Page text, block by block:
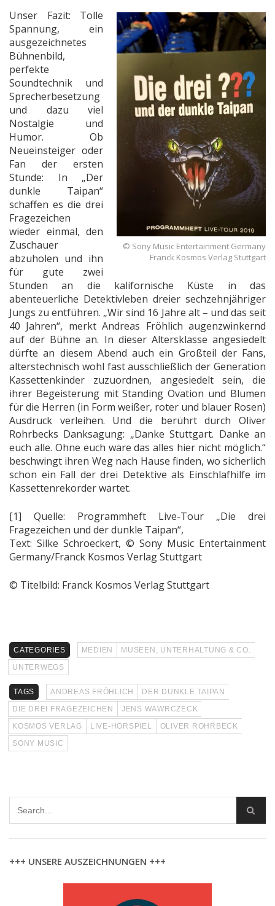
© Sony Music Entertainment Germany
Franck Kosmos Verlag Stuttgart
Unser Fazit: Tolle
Spannung, ein
ausgezeichnetes
Bühnenbild,
perfekte
Soundtechnik und
Sprecherbesetzung
und dazu viel
Nostalgie und
Humor. Ob
Neueinsteiger oder
Fan der ersten
Stunde: In „Der
dunkle Taipan“
schaffen es die drei
Fragezeichen
wieder einmal, den
Zuschauer
abzuholen und ihn
für gute zwei
Stunden an die kalifornische Küste in das
abenteuerliche Detektivleben dreier sechzehnjähriger
Jungs zu entführen. „Wir sind 16 Jahre alt – und das seit
40 Jahren“, merkt Andreas Fröhlich augenzwinkernd
auf der Bühne an. In dieser Altersklasse angesiedelt
dürfte an diesem Abend auch ein Großteil der Fans,
alterstechnisch wohl fast ausschließlich der Generation
Kassettenkinder zuzuordnen, angesiedelt sein, die
ihrer Begeisterung mit Standing Ovation und Blumen
für die Herren (in Form weißer, roter und blauer Rosen)
Ausdruck verleihen. Und die berührt durch Oliver
Rohrbecks Danksagung: „Danke Stuttgart. Danke an
euch alle. Ohne euch wäre das alles hier nicht möglich.“
beschwingt ihren Weg nach Hause finden, wo sicherlich
schon ein Fall der drei Detektive als Einschlafhilfe im
Kassettenrekorder wartet.
[1] Quelle: Programmheft Live-Tour „Die drei
Fragezeichen und der dunkle Taipan“,
Text: Silke Schroeckert, © Sony Music Entertainment
Germany/Franck Kosmos Verlag Stuttgart
© Titelbild: Franck Kosmos Verlag Stuttgart
CATEGORIES MEDIEN
MUSEEN, UNTERHALTUNG & CO.
UNTERWEGS
TAGS ANDREAS FRÖHLICH
DER DUNKLE TAIPAN
DIE DREI FRAGEZEICHEN
JENS WAWRCZECK
KOSMOS VERLAG
LIVE-HÖRSPIEL
OLIVER ROHRBECK
SONY MUSIC
+++ UNSERE AUSZEICHNUNGEN +++